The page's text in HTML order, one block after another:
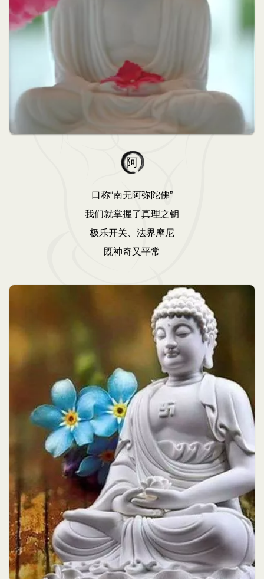
阿
口称“南无阿弥陀佛”
我们就掌握了真理之钥
极乐开关、法界摩尼
既神奇又平常